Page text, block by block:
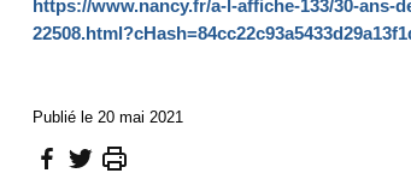
https://www.nancy.fr/a-l-affiche-133/30-
Publié le 20 mai 2021